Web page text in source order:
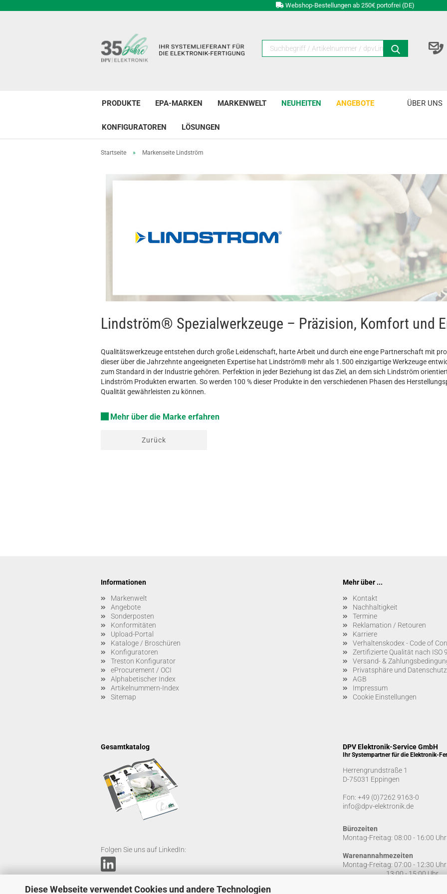
Diese Webseite verwendet Cookies und andere Technologien
Webshop-Bestellungen ab 250€ portofrei (DE)
PRODUKTE EPA-MARKEN MARKENWELT NEUHEITEN ANGEBOTE
KONFIGURATOREN LÖSUNGEN
ÜBER UNS
Startseite » Markenseite Lindström
Lindström® Spezialwerkzeuge – Präzision, Komfort und
Qualitätswerkzeuge entstehen durch große Leidenschaft, harte Arbeit und durch eine enge Partnerschaft mit
dieser über die Jahrzehnte angeeigneten Expertise hat Lindström® mehr als 1.500 einzigartige Werkzeuge
zum Standard in der Industrie gehören. Perfektion in jeder Beziehung ist das Ziel, an dem sich Lindström
Lindström Produkten erwarten. So werden 100 % dieser Produkte in den verschiedenen Phasen des
Qualität gewährleisten zu können.
Mehr über die Marke erfahren
Zurück
Informationen
Markenwelt
Angebote
Sonderposten
Konformitäten
Upload-Portal
Kataloge / Broschüren
Konfiguratoren
Treston Konfigurator
eProcurement / OCI
Alphabetischer Index
Artikelnummern-Index
Sitemap
Mehr über ...
Kontakt
Nachhaltigkeit
Termine
Reklamation / Retouren
Karriere
Verhaltenskodex - Code of
Zertifizierte Qualität nach ISO
Versand- &
Privatsphäre und Datenschutz
AGB
Impressum
Cookie Einstellungen
Gesamtkatalog
Folgen Sie uns auf LinkedIn:
DPV Elektronik-Service GmbH
Ihr Systempartner für die Elektronik-
Herrengrundstraße 1
D-75031 Eppingen
Fon: +49 (0)7262 9163-0
info@dpv-elektronik.de
Bürozeiten
Montag-Freitag: 08:00 - 16:00 Uhr
Warenannahmezeiten
Montag-Freitag: 07:00 - 12:30 Uhr
13:00 - 15:00 Uhr